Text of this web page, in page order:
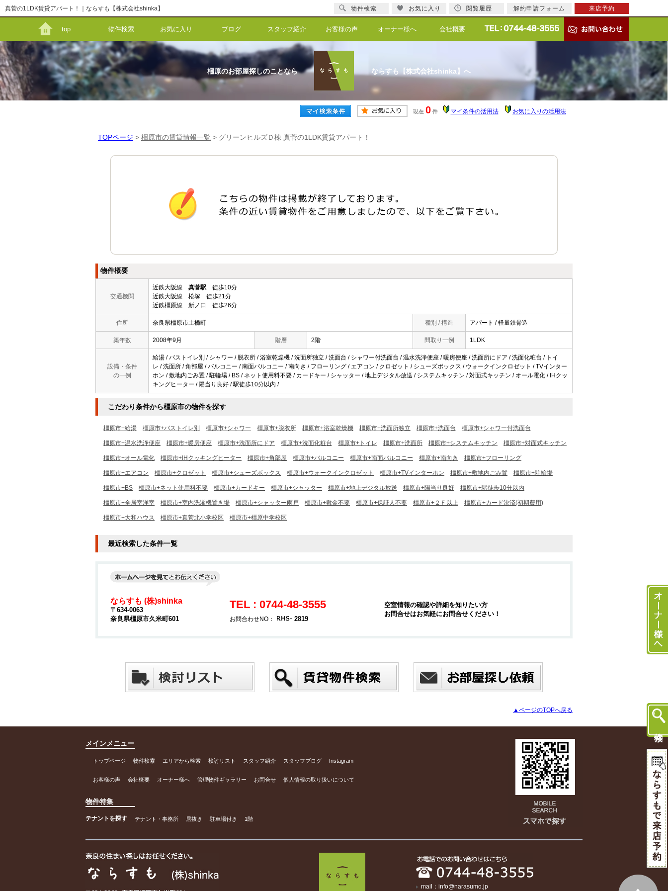
真菅の1LDK賃貸アパート！｜ならすも【株式会社shinka】
top 物件検索 お気に入り ブログ スタッフ紹介 お客様の声 オーナー様へ 会社概要
橿原のお部屋探しのことなら ならすも【株式会社shinka】へ
現在 0 件 マイ条件の活用法 お気に入りの活用法
TOPページ > 橿原市の賃貸情報一覧 > グリーンヒルズＤ棟 真菅の1LDK賃貸アパート！
物件概要
交通機関
近鉄大阪線 真菅駅 徒歩10分
近鉄大阪線 松塚 徒歩21分
近鉄橿原線 新ノ口 徒歩26分
住所 奈良県橿原市土橋町 種別 / 構造 アパート / 軽量鉄骨造
築年数 2008年9月 階層 2階 間取り一例 1LDK
設備・条件
の一例
給湯 / バストイレ別 / シャワー / 脱衣所 / 浴室乾燥機 / 洗面所独立 / 洗面台 / シャワー付洗面台 / 温水洗浄便座 / 暖房便座 / 洗面所にドア / 洗面化粧台 / トイ
レ / 洗面所 / 角部屋 / バルコニー / 南面バルコニー / 南向き / フローリング / エアコン / クロゼット / シューズボックス / ウォークインクロゼット / TVインター
ホン / 敷地内ごみ置 / 駐輪場 / BS / ネット使用料不要 / カードキー / シャッター / 地上デジタル放送 / システムキッチン / 対面式キッチン / オール電化 / IHクッ
キングヒーター / 陽当り良好 / 駅徒歩10分以内 /
こだわり条件から橿原市の物件を探す
橿原市+給湯 橿原市+バストイレ別 橿原市+シャワー 橿原市+脱衣所 橿原市+浴室乾燥機 橿原市+洗面所独立 橿原市+洗面台 橿原市+シャワー付洗面台
橿原市+温水洗浄便座 橿原市+暖房便座 橿原市+洗面所にドア 橿原市+洗面化粧台 橿原市+トイレ 橿原市+洗面所 橿原市+システムキッチン 橿原市+対面式キッチン
橿原市+オール電化 橿原市+IHクッキングヒーター 橿原市+角部屋 橿原市+バルコニー 橿原市+南面バルコニー 橿原市+南向き 橿原市+フローリング
橿原市+エアコン 橿原市+クロゼット 橿原市+シューズボックス 橿原市+ウォークインクロゼット 橿原市+TVインターホン 橿原市+敷地内ごみ置 橿原市+駐輪場
橿原市+BS 橿原市+ネット使用料不要 橿原市+カードキー 橿原市+シャッター 橿原市+地上デジタル放送 橿原市+陽当り良好 橿原市+駅徒歩10分以内
橿原市+全居室洋室 橿原市+室内洗濯機置き場 橿原市+シャッター雨戸 橿原市+敷金不要 橿原市+保証人不要 橿原市+２Ｆ以上 橿原市+カード決済(初期費用)
橿原市+大和ハウス 橿原市+真菅北小学校区 橿原市+橿原中学校区
最近検索した条件一覧
ならすも (株)shinka
〒634-0063
奈良県橿原市久米町601
TEL : 0744-48-3555
お問合わせNO： 2819
空室情報の確認や詳細を知りたい方
お問合せはお気軽にお問合せください！
▲ページのTOPへ戻る
メインメニュー
トップページ 物件検索 エリアから検索 検討リスト スタッフ紹介 スタッフブログ Instagram
お客様の声 会社概要 オーナー様へ 管理物件ギャラリー お問合せ 個人情報の取り扱いについて
物件特集
テナントを探す テナント・事務所 居抜き 駐車場付き 1階
mail：info@narasumo.jp
物件検索 お気に入り 閲覧履歴 解約申請フォーム 来店予約